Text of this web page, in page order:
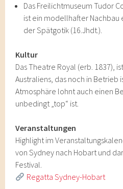
Das Freilichtmuseum Tudor
ist ein modellhafter Nachbau
der Spätgotik (16.Jhdt.).
Kultur
Das Theatre Royal (erb. 1837),
Australiens, das noch in Betrieb
Atmosphäre lohnt auch einen
unbedingt „top“ ist.
Veranstaltungen
Highlight im
von Sydney nach Hobart und
Festival.
Regatta Sydney-Hobart